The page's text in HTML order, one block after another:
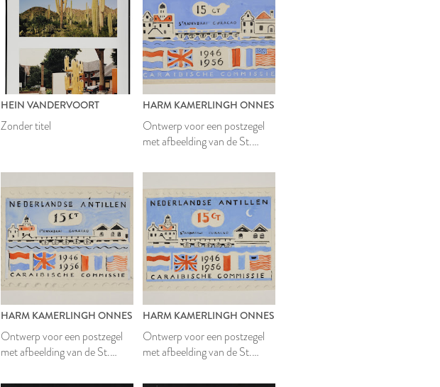
HEIN VANDERVOORT
Zonder titel
HARM KAMERLINGH ONNES
Ontwerp voor een postzegel
met afbeelding van de St.
HARM KAMERLINGH ONNES
Ontwerp voor een postzegel
met afbeelding van de St.
HARM KAMERLINGH ONNES
Ontwerp voor een postzegel
met afbeelding van de St.